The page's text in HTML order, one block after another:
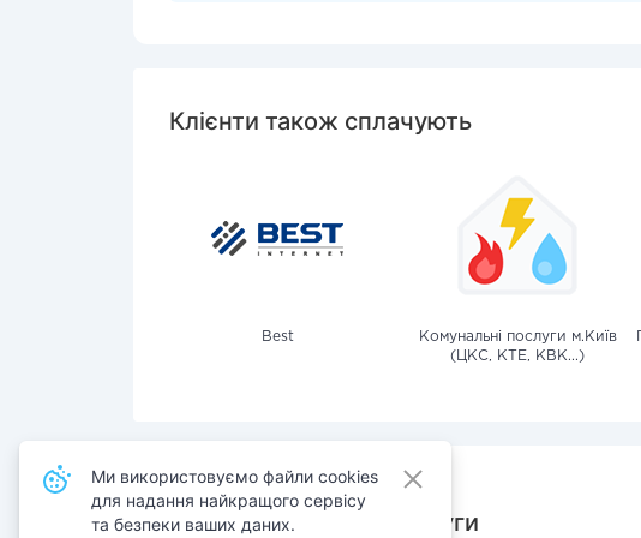
Клієнти також сплачують
Best
Комунальні послуги м.Київ
(ЦКС, КТЕ, КВК...)
Також сплачують послуги
Ми використовуємо файли cookies
для надання найкращого сервісу
та безпеки ваших даних.